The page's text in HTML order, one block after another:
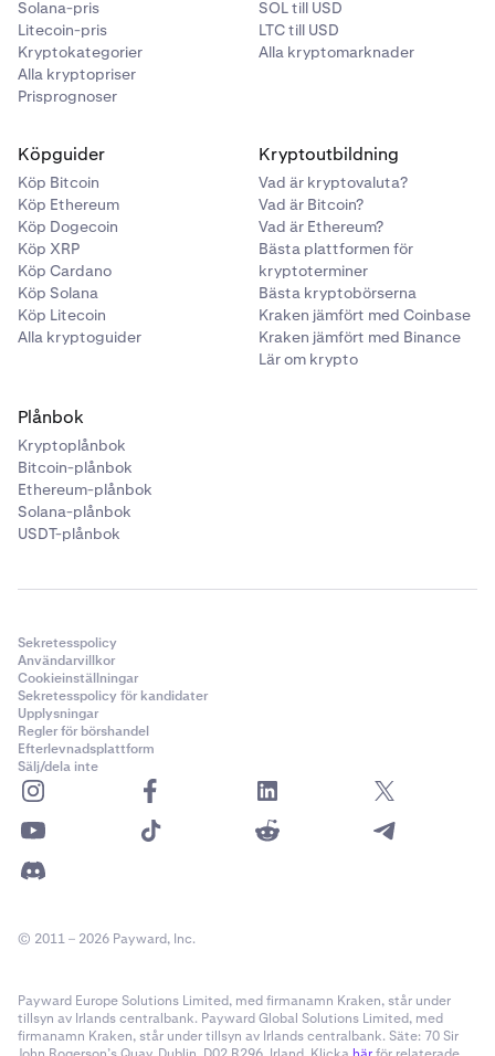
Solana-pris
Litecoin-pris
Kryptokategorier
Alla kryptopriser
Prisprognoser
SOL till USD
LTC till USD
Alla kryptomarknader
Köpguider
Köp Bitcoin
Köp Ethereum
Köp Dogecoin
Köp XRP
Köp Cardano
Köp Solana
Köp Litecoin
Alla kryptoguider
Kryptoutbildning
Vad är kryptovaluta?
Vad är Bitcoin?
Vad är Ethereum?
Bästa plattformen för
kryptoterminer
Bästa kryptobörserna
Kraken jämfört med Coinbase
Kraken jämfört med Binance
Lär om krypto
Plånbok
Kryptoplånbok
Bitcoin-plånbok
Ethereum-plånbok
Solana-plånbok
USDT-plånbok
Sekretesspolicy
Användarvillkor
Cookieinställningar
Sekretesspolicy för kandidater
Upplysningar
Regler för börshandel
Efterlevnadsplattform
Sälj/dela inte
© 2011 – 2026 Payward, Inc.
Payward Europe Solutions Limited, med firmanamn Kraken, står under
tillsyn av Irlands centralbank. Payward Global Solutions Limited, med
firmanamn Kraken, står under tillsyn av Irlands centralbank. Säte: 70 Sir